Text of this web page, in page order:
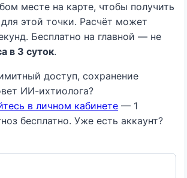
месте на карте, чтобы получить
для этой точки. Расчёт может
Бесплатно на главной — не
в 3 суток.
доступ, сохранение
ИИ-ихтиолога?
в личном кабинете — 1
бесплатно. Уже есть аккаунт?